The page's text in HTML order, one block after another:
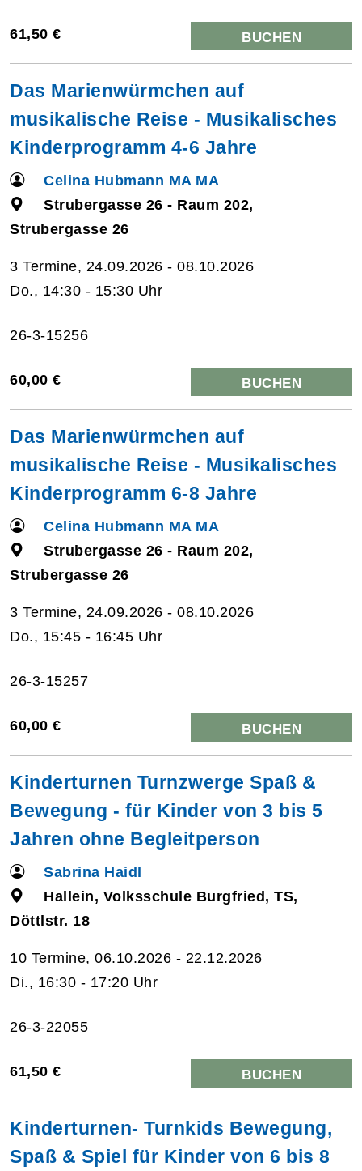
61,50 € BUCHEN
Das Marienwürmchen auf
musikalische Reise - Musikalisches
Kinderprogramm 4-6 Jahre
Celina Hubmann MA MA
Strubergasse 26 - Raum 202,
Strubergasse 26
3 Termine, 24.09.2026 - 08.10.2026
Do., 14:30 - 15:30 Uhr
26-3-15256
60,00 € BUCHEN
Das Marienwürmchen auf
musikalische Reise - Musikalisches
Kinderprogramm 6-8 Jahre
Celina Hubmann MA MA
Strubergasse 26 - Raum 202,
Strubergasse 26
3 Termine, 24.09.2026 - 08.10.2026
Do., 15:45 - 16:45 Uhr
26-3-15257
60,00 € BUCHEN
Kinderturnen Turnzwerge Spaß &
Bewegung - für Kinder von 3 bis 5
Jahren ohne Begleitperson
Sabrina Haidl
Hallein, Volksschule Burgfried, TS,
Döttlstr. 18
10 Termine, 06.10.2026 - 22.12.2026
Di., 16:30 - 17:20 Uhr
26-3-22055
61,50 € BUCHEN
Kinderturnen- Turnkids Bewegung,
Spaß & Spiel für Kinder von 6 bis 8